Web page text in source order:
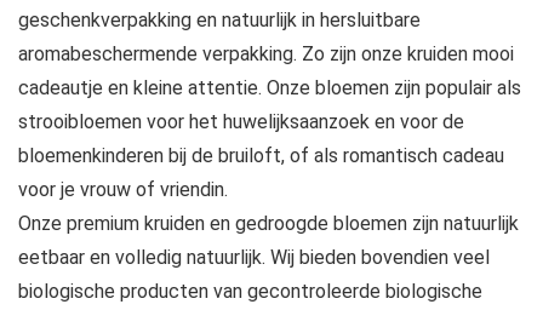
geschenkverpakking en natuurlijk in hersluitbare
aromabeschermende verpakking. Zo zijn onze kruiden mooi
cadeautje en kleine attentie. Onze bloemen zijn populair als
strooibloemen voor het huwelijksaanzoek en voor de
bloemenkinderen bij de bruiloft, of als romantisch cadeau
voor je vrouw of vriendin.
Onze premium kruiden en gedroogde bloemen zijn natuurlijk
eetbaar en volledig natuurlijk. Wij bieden bovendien veel
biologische producten van gecontroleerde biologische